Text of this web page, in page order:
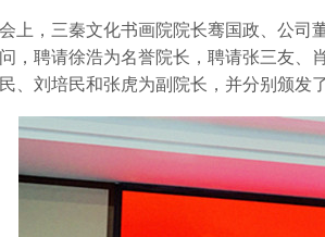
上，三秦文化书画院院长骞国政、公司
，聘请徐浩为名誉院长，聘请张三友、
、刘培民和张虎为副院长，并分别颁发了